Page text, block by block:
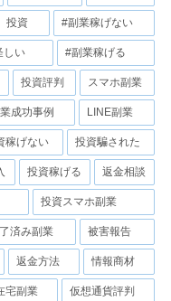
投資 #副業稼げない
しい #副業稼げる
投資評判 スマホ副業
成功事例 LINE副業
稼げない 投資騙された
投資稼げる 返金相談
投資スマホ副業
済み副業 被害報告
返金方法 情報商材
宅副業 仮想通貨評判